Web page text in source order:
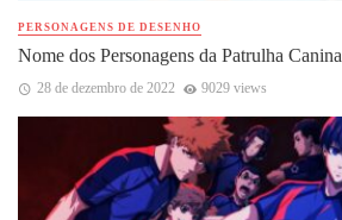
PERSONAGENS DE DESENHO
Nome dos Personagens da Patrulha Canina
28 de dezembro de 2022 9029 views